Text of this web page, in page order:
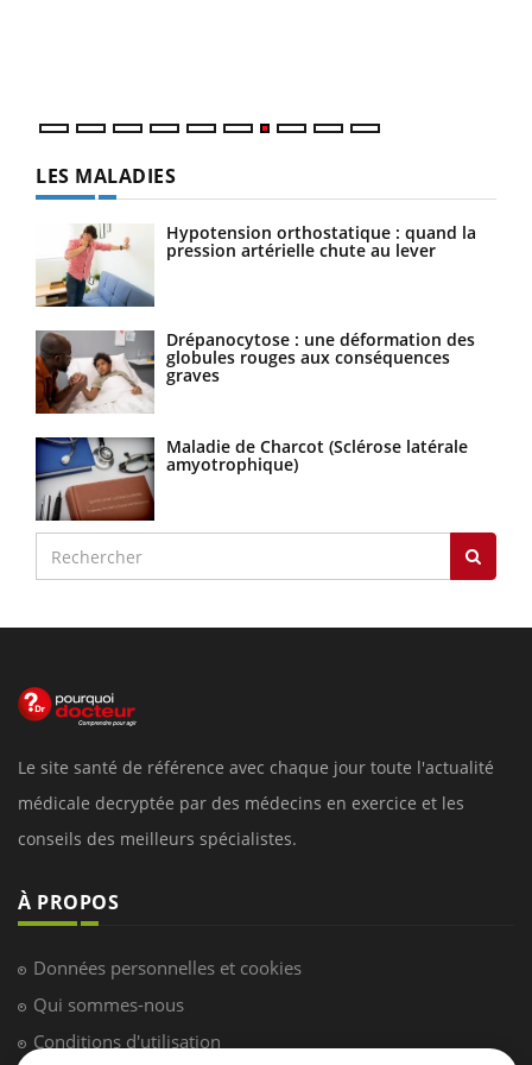
LES MALADIES
Hypotension orthostatique : quand la
pression artérielle chute au lever
Drépanocytose : une déformation des
globules rouges aux conséquences
graves
Maladie de Charcot (Sclérose latérale
amyotrophique)
Le site santé de référence avec chaque jour toute l'actualité
médicale decryptée par des médecins en exercice et les
conseils des meilleurs spécialistes.
À PROPOS
Données personnelles et cookies
Qui sommes-nous
Conditions d'utilisation